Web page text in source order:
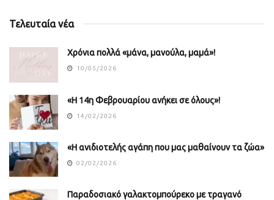
Τελευταία νέα
Χρόνια πολλά «μάνα, μανούλα, μαμά»!
10/05/2026
«Η 14η Φεβρουαρίου ανήκει σε όλους»!
14/02/2026
«Η ανιδιοτελής αγάπη που μας μαθαίνουν τα ζώα»
02/02/2026
Παραδοσιακό γαλακτομπούρεκο με τραγανό